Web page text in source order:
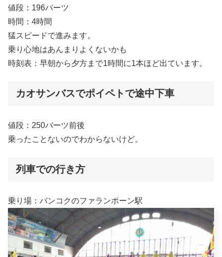
値段：196バーツ
時間：4時間
猛スピードで進みます。
乗り心地はあんまりよくないかも
時刻表：早朝から夕方まで1時間に1本ほど出ています。
カオサンバスでポイペトで途中下車
値段：250バーツ前後
乗ったことないのでわからないけど。
列車での行き方
乗り場：バンコクのファランポーン駅